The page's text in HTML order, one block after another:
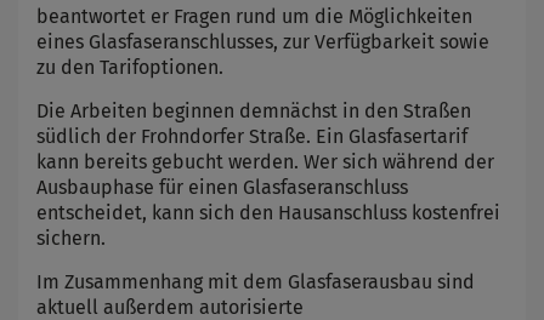
beantwortet er Fragen rund um die Möglichkeiten
eines Glasfaseranschlusses, zur Verfügbarkeit sowie
zu den Tarifoptionen.
Die Arbeiten beginnen demnächst in den Straßen
südlich der Frohndorfer Straße. Ein Glasfasertarif
kann bereits gebucht werden. Wer sich während der
Ausbauphase für einen Glasfaseranschluss
entscheidet, kann sich den Hausanschluss kostenfrei
sichern.
Im Zusammenhang mit dem Glasfaserausbau sind
aktuell außerdem autorisierte